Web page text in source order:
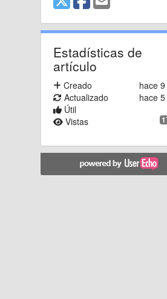
Estadísticas de
artículo
hace
Creado
hace
Actualizado
Útil
Vistas